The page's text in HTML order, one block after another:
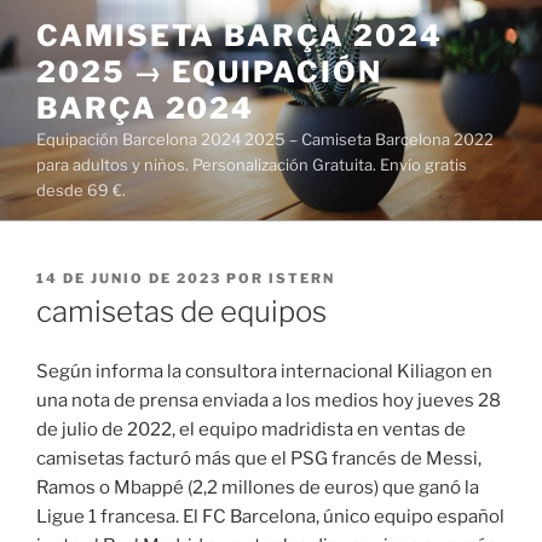
al
contenido
CAMISETA BARÇA 2024
2025 → EQUIPACIÓN
BARÇA 2024
Equipación Barcelona 2024 2025 – Camiseta Barcelona 2022
para adultos y niños. Personalización Gratuita. Envío gratis
desde 69 €.
PUBLICADO
14 DE JUNIO DE 2023 POR ISTERN
camisetas de equipos
Según informa la consultora internacional Kiliagon en
una nota de prensa enviada a los medios hoy jueves 28
de julio de 2022, el equipo madridista en ventas de
camisetas facturó más que el PSG francés de Messi,
Ramos o Mbappé (2,2 millones de euros) que ganó la
Ligue 1 francesa. El FC Barcelona, único equipo español